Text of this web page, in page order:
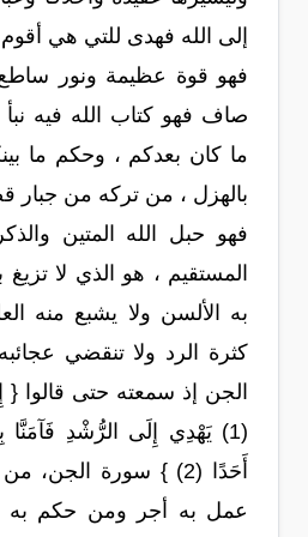
إلى الله فهدى للتي هي أقوم
فهو قوة عظيمة ونور
صاف فهو كتاب الله فيه
ما كان بعدكم ، وحكم ما
بالهزل ، من تركه من جبار
فهو حبل الله المتين
المستقيم ، هو الذي لا تزيغ
به الألسن ولا يشبع منه
كثرة الرد ولا تنقضي
الجن إذ سمعته حتى قالوا {
(1) يَهْدِي إِلَى الرُّشْدِ
أَحَدًا (2) } سورة
عمل به أجر ومن حكم به